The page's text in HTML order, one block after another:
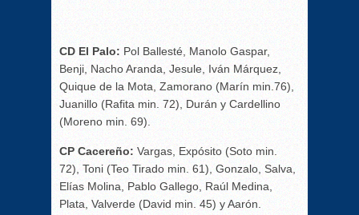
CD El Palo: Pol Ballesté, Manolo Gaspar,
Benji, Nacho Aranda, Jesule, Iván Márquez,
Quique de la Mota, Zamorano (Marín min.76),
Juanillo (Rafita min. 72), Durán y Cardellino
(Moreno min. 69).
CP Cacereño: Vargas, Expósito (Soto min.
72), Toni (Teo Tirado min. 61), Gonzalo, Salva,
Elías Molina, Pablo Gallego, Raúl Medina,
Plata, Valverde (David min. 45) y Aarón.